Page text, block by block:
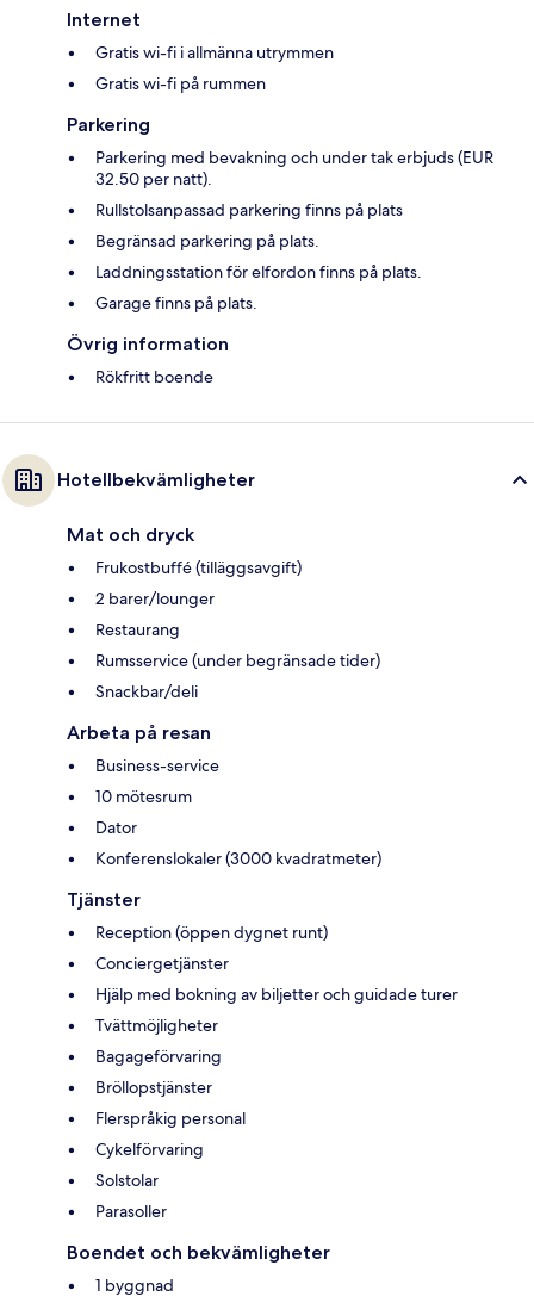
Internet
Gratis wi-fi i allmänna utrymmen
Gratis wi-fi på rummen
Parkering
Parkering med bevakning och under tak erbjuds (EUR
32.50 per natt).
Rullstolsanpassad parkering finns på plats
Begränsad parkering på plats.
Laddningsstation för elfordon finns på plats.
Garage finns på plats.
Övrig information
Rökfritt boende
Hotellbekvämligheter
Mat och dryck
Frukostbuffé (tilläggsavgift)
2 barer/lounger
Restaurang
Rumsservice (under begränsade tider)
Snackbar/deli
Arbeta på resan
Business-service
10 mötesrum
Dator
Konferenslokaler (3000 kvadratmeter)
Tjänster
Reception (öppen dygnet runt)
Conciergetjänster
Hjälp med bokning av biljetter och guidade turer
Tvättmöjligheter
Bagageförvaring
Bröllopstjänster
Flerspråkig personal
Cykelförvaring
Solstolar
Parasoller
Boendet och bekvämligheter
1 byggnad